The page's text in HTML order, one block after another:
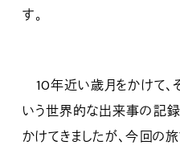
す。
10年近い歳月をかけて、そ
いう世界的な出来事の記
かけてきましたが、今回の